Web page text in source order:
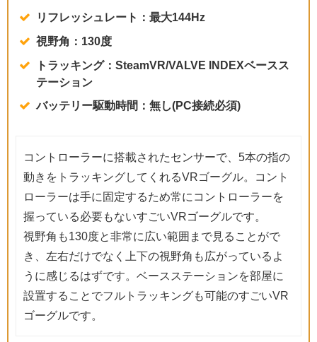
リフレッシュレート：最大144Hz
視野角：130度
トラッキング：SteamVR/VALVE INDEXベースス
テーション
バッテリー駆動時間：無し(PC接続必須)
コントローラーに搭載されたセンサーで、5本の指の
動きをトラッキングしてくれるVRゴーグル。コント
ローラーは手に固定するため常にコントローラーを
握っている必要もないすごいVRゴーグルです。
視野角も130度と非常に広い範囲まで見ることがで
き、左右だけでなく上下の視野角も広がっているよ
うに感じるはずです。ベースステーションを部屋に
設置することでフルトラッキングも可能のすごいVR
ゴーグルです。